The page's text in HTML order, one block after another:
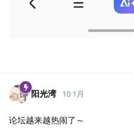
阳光湾 10 1月
论坛越来越热闹了～